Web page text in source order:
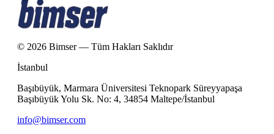
© 2026 Bimser — Tüm Hakları Saklıdır
İstanbul
Başıbüyük, Marmara Üniversitesi Teknopark Süreyyapaşa
Başıbüyük Yolu Sk. No: 4, 34854 Maltepe/İstanbul
info@bimser.com